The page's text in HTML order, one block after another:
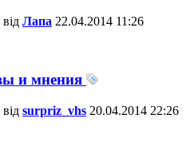
Лапа 22.04.2014 11:26
и мнения
surpriz_vhs 20.04.2014 22:26